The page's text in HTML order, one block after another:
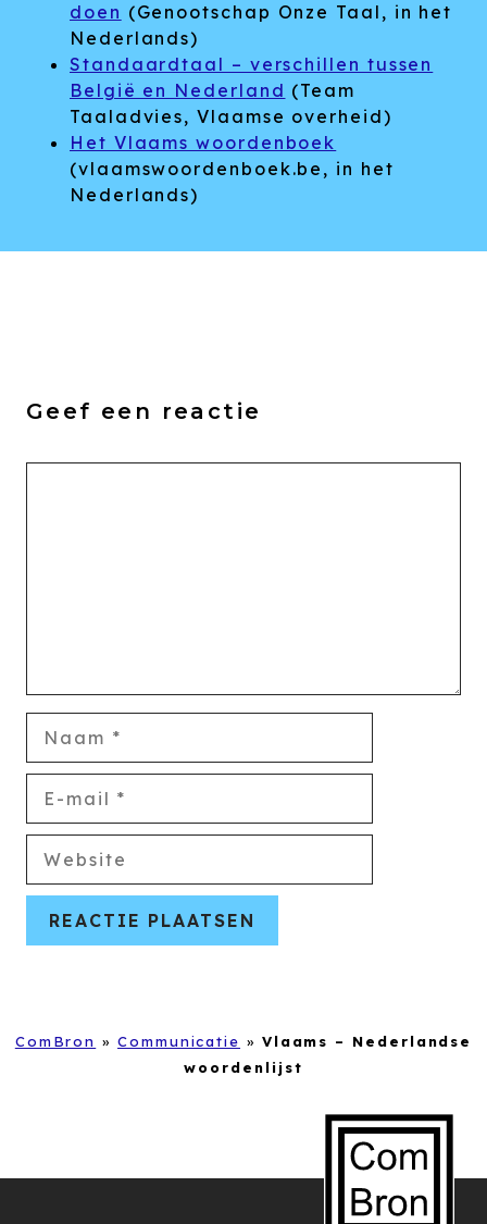
doen (Genootschap Onze Taal, in het
Nederlands)
Standaardtaal – verschillen tussen
België en Nederland (Team
Taaladvies, Vlaamse overheid)
Het Vlaams woordenboek
(vlaamswoordenboek.be, in het
Nederlands)
Geef een reactie
mail
Website
ComBron » Communicatie » Vlaams – Nederlandse
woordenlijst